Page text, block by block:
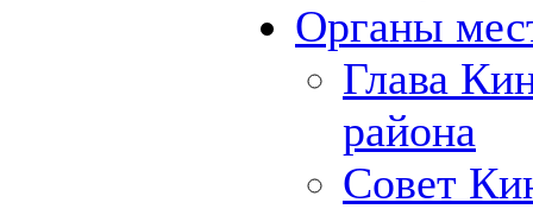
Органы
Глава
района
Совет